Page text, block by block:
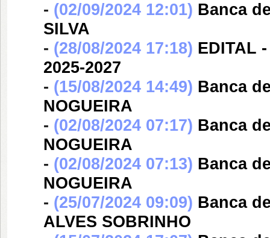
- (02/09/2024 12:01) Banca
SILVA
- (28/08/2024 17:18) EDITAL
2025-2027
- (15/08/2024 14:49) Banca
NOGUEIRA
- (02/08/2024 07:17) Banca
NOGUEIRA
- (02/08/2024 07:13) Banca
NOGUEIRA
- (25/07/2024 09:09) Banca
ALVES SOBRINHO